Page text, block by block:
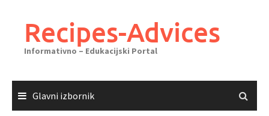
sadržajaRecipes-Advices
Informativno – Edukacijski Portal
Glavni izbornik